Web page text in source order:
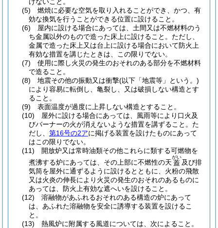
(5)
燃焼に必要な空気を取り入れることができ、かつ、有
効な換気を行うことができる位置に設けること。
(6)
屋内に設ける場合にあっては、土間又は不燃材料のう
ち金属以外のもので造った床上に設けること。 ただし、
金属で造った床上又は台上に設ける場合において防火上
有効な措置を講じたときは、この限りでない。
(7)
使用に際し火災の発生のおそれのある部分を不燃材料
で造ること。
(8)
地震その他の振動又は衝撃(以下「地震等」という。)
により容易に転倒し、亀裂し、又は破損しない構造とす
ること。
(9)
表面温度が過度に上昇しない構造とすること。
(10)
屋外に設ける場合にあっては、風雨等により口火及
びバーナーの火が消えないような措置を講ずること。 た
だし、 第16号の2アに掲げる装置を設けたものにあって
はこの限りでない。
(11)
開放炉又は常時油類その他これらに類する可燃物を
煮沸する炉にあっては、その上部に不燃性の天 蓋
がい
及び排
気筒を屋外に通ずるように設けるとともに、火粉の飛散
又は火炎の伸長により火災の発生のおそれのあるものに
あっては、防火上有効な遮へいを設けること。
(12)
溶融物があふれるおそれのある構造の炉にあって
は、あふれた溶融物を安全に誘導する装置を設けるこ
と。
(13)
熱風炉に附属する風道については、次によること。